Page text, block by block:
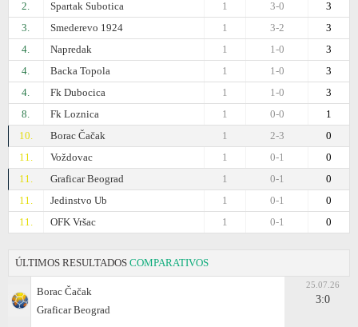
2.
Spartak Subotica 3
3-0
1
3.
Smederevo 1924 3
3-2
1
4.
Napredak 3
1-0
1
4.
Backa Topola 3
1-0
1
4.
Fk Dubocica 3
1-0
1
8.
Fk Loznica 1
0-0
1
10.
Borac Čačak 0
2-3
1
11.
Voždovac 0
0-1
1
11.
Graficar Beograd 0
0-1
1
11.
Jedinstvo Ub 0
0-1
1
11.
OFK Vršac 0
0-1
1
ÚLTIMOS RESULTADOS COMPARATIVOS
Borac Čačak
Graficar Beograd
25.07.26
3:0